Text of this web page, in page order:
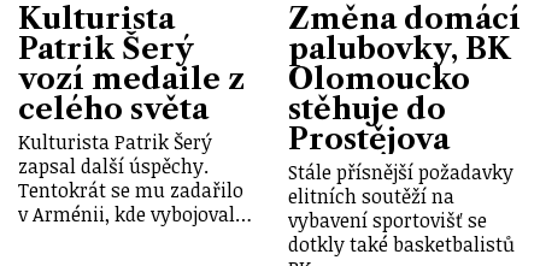
Kulturista
Patrik Šerý
vozí medaile z
celého světa
Kulturista Patrik Šerý
zapsal další úspěchy.
Tentokrát se mu zadařilo
v Arménii, kde vybojoval…
Změna domácí
palubovky, BK
Olomoucko
stěhuje do
Prostějova
Stále přísnější požadavky
elitních soutěží na
vybavení sportovišť se
dotkly také basketbalistů